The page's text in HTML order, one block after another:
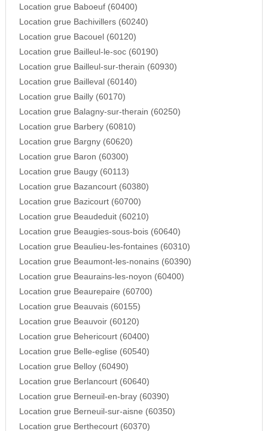
Location grue Baboeuf (60400)
Location grue Bachivillers (60240)
Location grue Bacouel (60120)
Location grue Bailleul-le-soc (60190)
Location grue Bailleul-sur-therain (60930)
Location grue Bailleval (60140)
Location grue Bailly (60170)
Location grue Balagny-sur-therain (60250)
Location grue Barbery (60810)
Location grue Bargny (60620)
Location grue Baron (60300)
Location grue Baugy (60113)
Location grue Bazancourt (60380)
Location grue Bazicourt (60700)
Location grue Beaudeduit (60210)
Location grue Beaugies-sous-bois (60640)
Location grue Beaulieu-les-fontaines (60310)
Location grue Beaumont-les-nonains (60390)
Location grue Beaurains-les-noyon (60400)
Location grue Beaurepaire (60700)
Location grue Beauvais (60155)
Location grue Beauvoir (60120)
Location grue Behericourt (60400)
Location grue Belle-eglise (60540)
Location grue Belloy (60490)
Location grue Berlancourt (60640)
Location grue Berneuil-en-bray (60390)
Location grue Berneuil-sur-aisne (60350)
Location grue Berthecourt (60370)